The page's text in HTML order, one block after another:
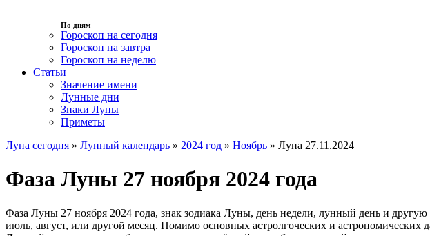
По дням
Гороскоп на сегодня
Гороскоп на завтра
Гороскоп на неделю
Статьи
Значение имени
Лунные дни
Знаки Луны
Приметы
Луна сегодня » Лунный календарь » 2024 год » Ноябрь » Луна 27.11.2024
Фаза Луны 27 ноября 2024 года
Фаза Луны 27 ноября 2024 года, знак зодиака Луны, день недели, лунный день и
июль, август, или другой месяц. Помимо основных астролгоческих и